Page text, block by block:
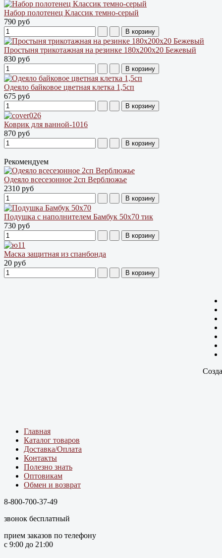
Набор полотенец Классик темно-серый
790 руб
Простыня трикотажная на резинке 180х200х20 Бежевый
830 руб
Одеяло байковое цветная клетка 1,5сп
675 руб
Коврик для ванной-1016
870 руб
Рекомендуем
Одеяло всесезонное 2сп Верблюжье
2310 руб
Подушка с наполнителем Бамбук 50х70 тик
730 руб
Маска защитная из спанбонда
20 руб
Главная
Каталог товаров
Доставка/Оплата
Контакты
Полезно знать
Оптовикам
Обмен и возврат
8-800-700-37-49
звонок бесплатный
прием заказов по телефону
с 9:00 до 21:00